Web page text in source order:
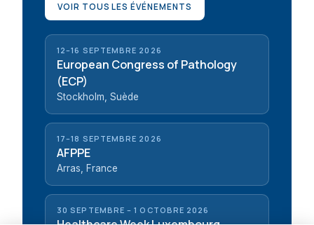
VOIR TOUS LES ÉVÉNEMENTS
12–16 SEPTEMBRE 2026
European Congress of Pathology
(ECP)
Stockholm, Suède
17–18 SEPTEMBRE 2026
AFPPE
Arras, France
30 SEPTEMBRE – 1 OCTOBRE 2026